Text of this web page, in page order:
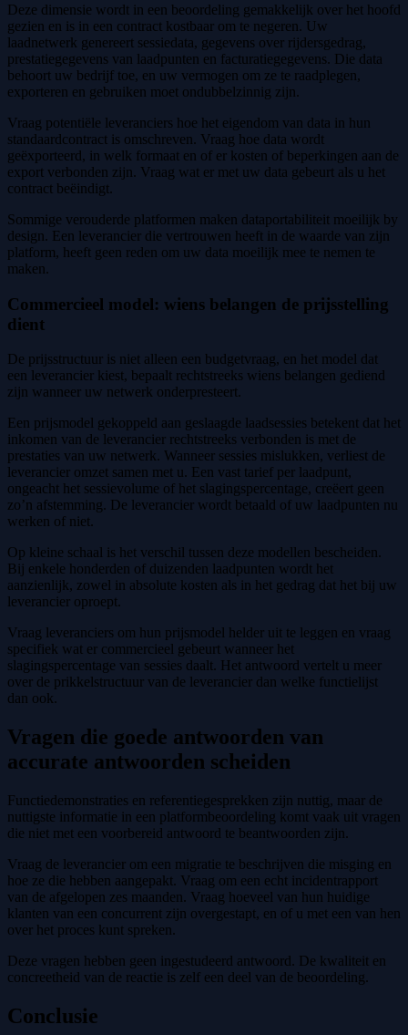
Deze dimensie wordt in een beoordeling gemakkelijk over het hoofd
gezien en is in een contract kostbaar om te negeren. Uw
laadnetwerk genereert sessiedata, gegevens over rijdersgedrag,
prestatiegegevens van laadpunten en facturatiegegevens. Die data
behoort uw bedrijf toe, en uw vermogen om ze te raadplegen,
exporteren en gebruiken moet ondubbelzinnig zijn.
Vraag potentiële leveranciers hoe het eigendom van data in hun
standaardcontract is omschreven. Vraag hoe data wordt
geëxporteerd, in welk formaat en of er kosten of beperkingen aan de
export verbonden zijn. Vraag wat er met uw data gebeurt als u het
contract beëindigt.
Sommige verouderde platformen maken dataportabiliteit moeilijk by
design. Een leverancier die vertrouwen heeft in de waarde van zijn
platform, heeft geen reden om uw data moeilijk mee te nemen te
maken.
Commercieel model: wiens belangen de prijsstelling
dient
De prijsstructuur is niet alleen een budgetvraag, en het model dat
een leverancier kiest, bepaalt rechtstreeks wiens belangen gediend
zijn wanneer uw netwerk onderpresteert.
Een prijsmodel gekoppeld aan geslaagde laadsessies betekent dat het
inkomen van de leverancier rechtstreeks verbonden is met de
prestaties van uw netwerk. Wanneer sessies mislukken, verliest de
leverancier omzet samen met u. Een vast tarief per laadpunt,
ongeacht het sessievolume of het slagingspercentage, creëert geen
zo’n afstemming. De leverancier wordt betaald of uw laadpunten nu
werken of niet.
Op kleine schaal is het verschil tussen deze modellen bescheiden.
Bij enkele honderden of duizenden laadpunten wordt het
aanzienlijk, zowel in absolute kosten als in het gedrag dat het bij uw
leverancier oproept.
Vraag leveranciers om hun prijsmodel helder uit te leggen en vraag
specifiek wat er commercieel gebeurt wanneer het
slagingspercentage van sessies daalt. Het antwoord vertelt u meer
over de prikkelstructuur van de leverancier dan welke functielijst
dan ook.
Vragen die goede antwoorden van
accurate antwoorden scheiden
Functiedemonstraties en referentiegesprekken zijn nuttig, maar de
nuttigste informatie in een platformbeoordeling komt vaak uit vragen
die niet met een voorbereid antwoord te beantwoorden zijn.
Vraag de leverancier om een migratie te beschrijven die misging en
hoe ze die hebben aangepakt. Vraag om een echt incidentrapport
van de afgelopen zes maanden. Vraag hoeveel van hun huidige
klanten van een concurrent zijn overgestapt, en of u met een van hen
over het proces kunt spreken.
Deze vragen hebben geen ingestudeerd antwoord. De kwaliteit en
concreetheid van de reactie is zelf een deel van de beoordeling.
Conclusie